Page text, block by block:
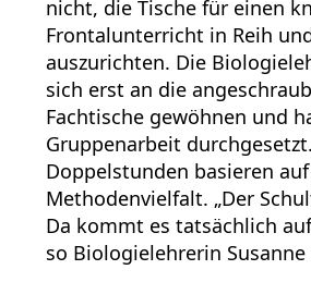
nicht, die Tische für einen
Frontalunterricht in Reih
auszurichten. Die
sich erst an die
Fachtische gewöhnen und
Gruppenarbeit
Doppelstunden basieren auf
Methodenvielfalt. „Der
Da kommt es tatsächlich
so Biologielehrerin